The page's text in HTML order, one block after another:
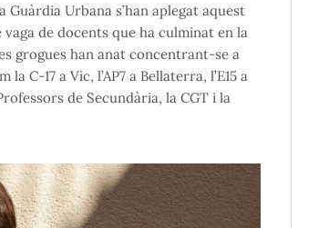
Urbana s’han aplegat aquest
de docents que ha culminat en la
grogues han anat concentrant-se a
C-17 a Vic, l’AP7 a Bellaterra, l’E15 a
de Secundària, la CGT i la